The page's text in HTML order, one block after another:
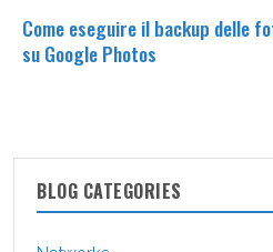
Come eseguire il backup delle
su Google Photos
BLOG CATEGORIES